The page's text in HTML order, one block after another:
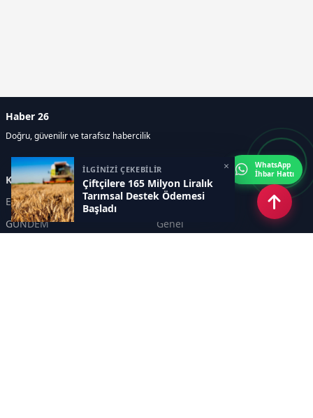
İLGİNİZİ ÇEKEBİLİR
Çiftçilere 165 Milyon Liralık
Tarımsal Destek Ödemesi
Başladı
×
Haber 26
Doğru, güvenilir ve tarafsız habercilik
Kategoriler
Eskişehir
SPOR
GÜNDEM
Genel
WhatsApp
İhbar Hattı